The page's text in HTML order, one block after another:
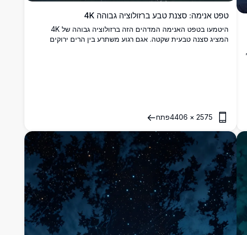
טפט אנימה: סצנת טבע ברזולוציה גבוהה 4K
היטמעו בטפט האנימה המדהים הזה ברזולוציה גבוהה של 4K
המציג סצנה טבעית שקטה. אגם רגוע משתרע בין הרים ירוקים
2575
×
4406פתח